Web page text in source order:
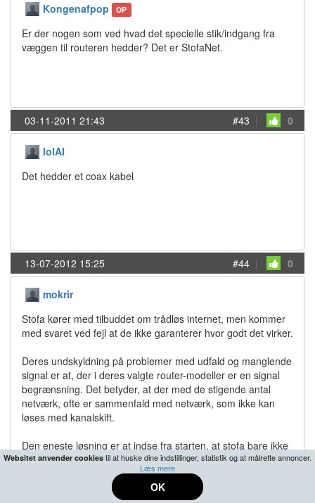
Kongenafpop OP
Er der nogen som ved hvad det specielle stik/indgang fra
væggen til routeren hedder? Det er StofaNet.
03-11-2011 21:43 #43 | 0
lolAI
Det hedder et coax kabel
13-07-2012 15:25 #44 | 0
mokrir
Stofa kører med tilbuddet om trådløs internet, men kommer
med svaret ved fejl at de ikke garanterer hvor godt det virker.
Deres undskyldning på problemer med udfald og manglende
signal er at, der i deres valgte router-modeller er en signal
begrænsning. Det betyder, at der med de stigende antal
netværk, ofte er sammenfald med netværk, som ikke kan
løses med kanalskift.
Den eneste løsning er at indse fra starten, at stofa bare ikke
kan tilbyde en fornuftig trådløs løsning, og anskaffe sig en på
nettet, og slå router funktionaliteten fra i Stofamodemet.
Herefter burde ens netværk kunne hamre afsted med det
Websitet anvender cookies til at huske dine indstillinger, statistik og at målrette annoncer.
Læs mere
OK